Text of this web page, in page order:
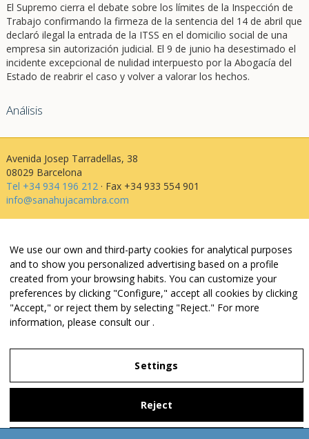
El Supremo cierra el debate sobre los límites de la Inspección de
Trabajo confirmando la firmeza de la sentencia del 14 de abril que
declaró ilegal la entrada de la ITSS en el domicilio social de una
empresa sin autorización judicial. El 9 de junio ha desestimado el
incidente excepcional de nulidad interpuesto por la Abogacía del
Estado de reabrir el caso y volver a valorar los hechos.
Análisis
Avenida Josep Tarradellas, 38
08029 Barcelona
Tel +34 934 196 212· Fax +34 933 554 901
info@sanahujacambra.com
Política de privacidad
Política de cookies
Política de web i redes
Parking público: Avenida Josep Tarradellas, 38
We use our own and third-party cookies for analytical purposes
and to show you personalized advertising based on a profile
created from your browsing habits. You can customize your
preferences by clicking "Configure," accept all cookies by clicking
"Accept," or reject them by selecting "Reject." For more
information, please consult our.
Settings
Reject
Legal Notice
Privacy Policy
Settings